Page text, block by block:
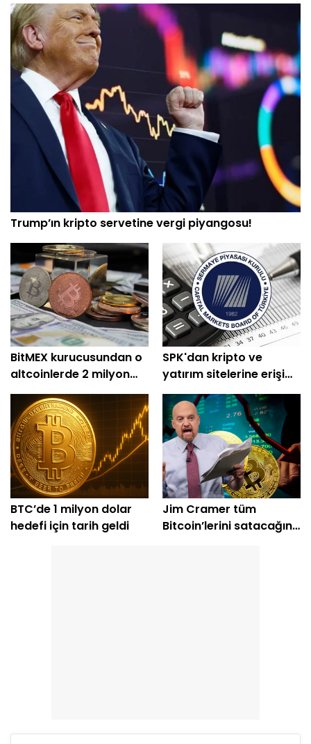
Trump’ın kripto servetine vergi piyangosu!
BitMEX kurucusundan o
altcoinlerde 2 milyon
dolarlık alım
SPK'dan kripto ve
yatırım sitelerine erişim
engeli
BTC’de 1 milyon dolar
hedefi için tarih geldi
Jim Cramer tüm
Bitcoin’lerini satacağını